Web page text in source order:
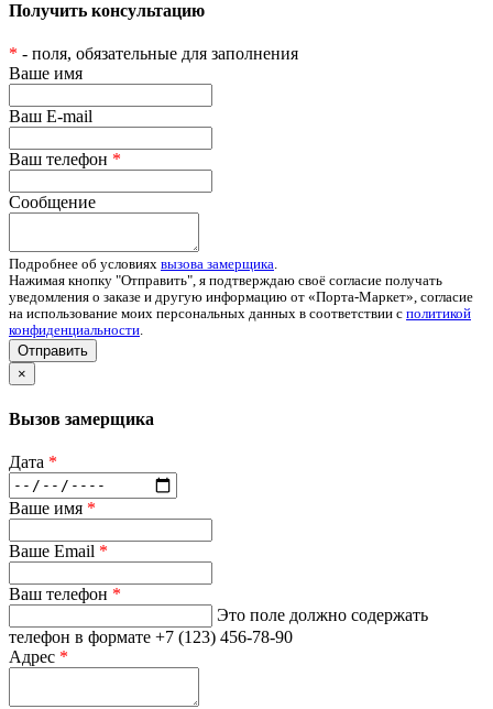
Получить консультацию
* - поля, обязательные для заполнения
Ваше имя
Ваш E-mail
Ваш телефон *
Сообщение
Подробнее об условиях вызова замерщика.
Нажимая кнопку "Отправить", я подтверждаю своё согласие получать
уведомления о заказе и другую информацию от «Порта-Маркет», согласие
на использование моих персональных данных в соответствии с политикой
конфиденциальности.
Отправить
×
Вызов замерщика
Дата *
Ваше имя *
Ваше Email *
Ваш телефон *
Это поле должно содержать
телефон в формате +7 (123) 456-78-90
Адрес *